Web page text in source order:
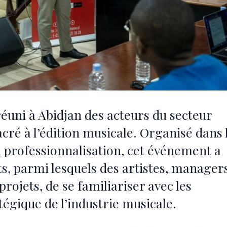
à Abidjan des acteurs du secteur
à l’édition musicale. Organisé dans
cet événement a
parmi lesquels des artistes,
de se familiariser avec les
de l’industrie musicale.